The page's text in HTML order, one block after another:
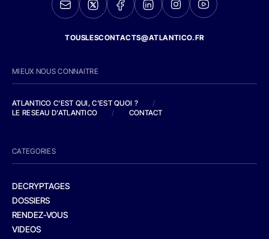
TOUSLESCONTACTS@ATLANTICO.FR
MIEUX NOUS CONNAITRE
ATLANTICO C'EST QUI, C'EST QUOI ?
/
LE RESEAU D'ATLANTICO
/ CONTACT
CATEGORIES
DECRYPTAGES
DOSSIERS
RENDEZ-VOUS
VIDEOS